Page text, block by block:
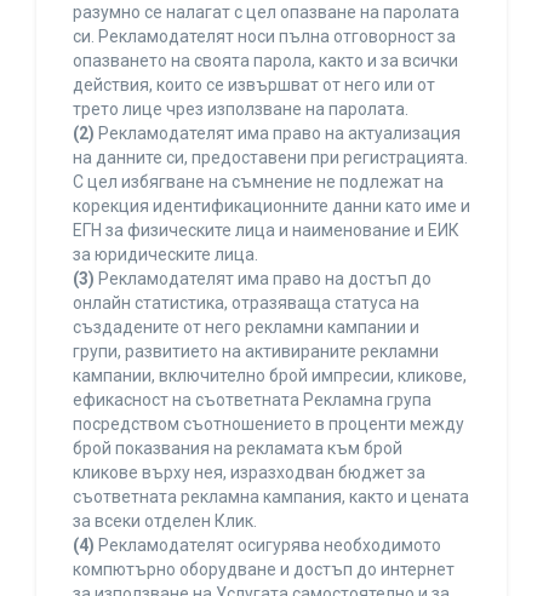
разумно се налагат с цел опазване на паролата
си. Рекламодателят носи пълна отговорност за
опазването на своята парола, както и за всички
действия, които се извършват от него или от
трето лице чрез използване на паролата.
(2) Рекламодателят има право на актуализация
на данните си, предоставени при регистрацията.
С цел избягване на съмнение не подлежат на
корекция идентификационните данни като име и
ЕГН за физическите лица и наименование и ЕИК
за юридическите лица.
(3) Рекламодателят има право на достъп до
онлайн статистика, отразяваща статуса на
създадените от него рекламни кампании и
групи, развитието на активираните рекламни
кампании, включително брой импресии, кликове,
ефикасност на съответната Рекламна група
посредством съотношението в проценти между
брой показвания на рекламата към брой
кликове върху нея, изразходван бюджет за
съответната рекламна кампания, както и цената
за всеки отделен Клик.
(4) Рекламодателят осигурява необходимото
компютърно оборудване и достъп до интернет